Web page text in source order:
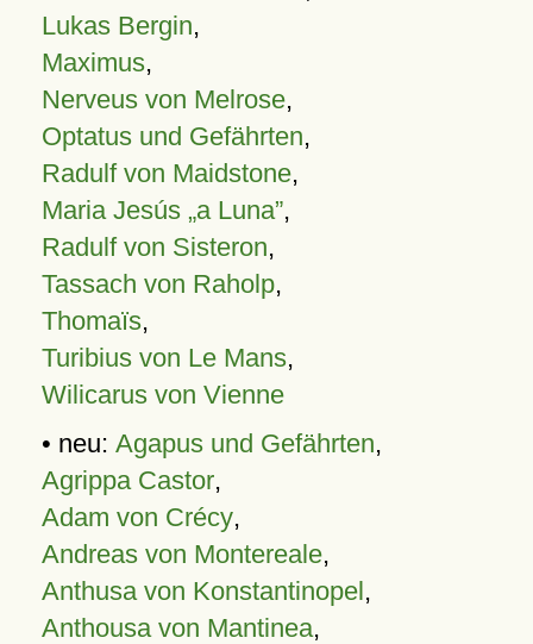
Lukas Bergin,
Maximus,
Nerveus von Melrose,
Optatus und Gefährten,
Radulf von Maidstone,
Maria Jesús „a Luna”,
Radulf von Sisteron,
Tassach von Raholp,
Thomaïs,
Turibius von Le Mans,
Wilicarus von Vienne
• neu: Agapus und Gefährten,
Agrippa Castor,
Adam von Crécy,
Andreas von Montereale,
Anthusa von Konstantinopel,
Anthousa von Mantinea,